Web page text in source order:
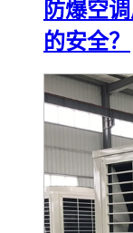
防爆空
的安全？